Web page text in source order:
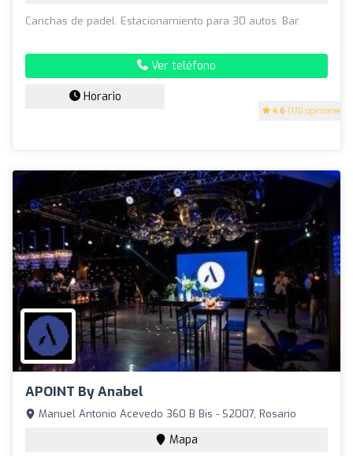
4.6 (170 opiniones)
Canchas de padel. Estacionamiento para 30 autos. Bar.
Ver teléfono
Horario
APOINT By Anabel
Manuel Antonio Acevedo 360 B Bis - S2007, Rosario
Mapa